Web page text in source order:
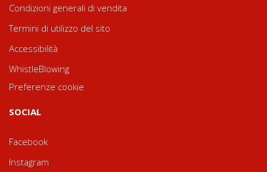
Condizioni generali di vendita
Termini di utilizzo del sito
Accessibilità
WhistleBlowing
Preferenze cookie
SOCIAL
Facebook
Instagram